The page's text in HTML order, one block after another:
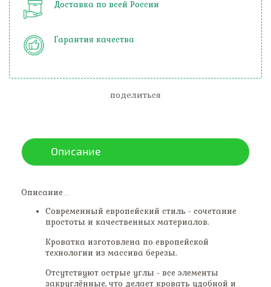
Доставка по всей России
Гарантия качества
поделиться
Описание
Описание
Современный европейский стиль - сочетание
простоты и качественных материалов.
Кроватка изготовлена по европейской
технологии из массива березы.
Отсутствуют острые углы - все элементы
закруглённые, что делает кровать удобной и